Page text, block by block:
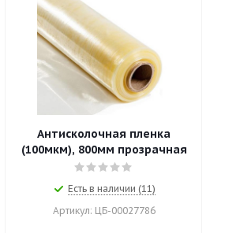
Антисколочная пленка
(100мкм), 800мм прозрачная
Есть в наличии (11)
Артикул: ЦБ-00027786